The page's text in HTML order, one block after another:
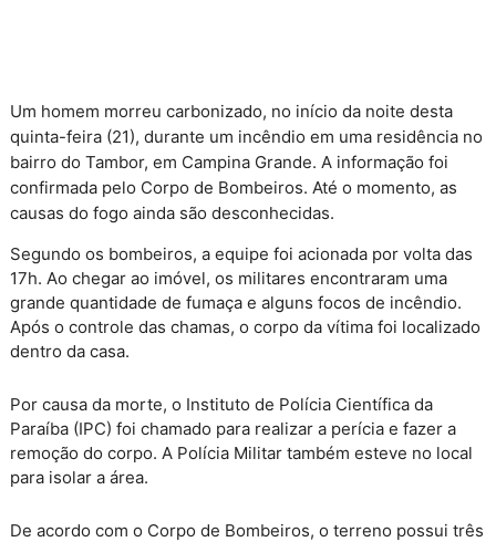
Um homem morreu carbonizado, no início da noite desta
quinta-feira (21), durante um incêndio em uma residência no
bairro do Tambor, em Campina Grande. A informação foi
confirmada pelo Corpo de Bombeiros. Até o momento, as
causas do fogo ainda são desconhecidas.
Segundo os bombeiros, a equipe foi acionada por volta das
17h. Ao chegar ao imóvel, os militares encontraram uma
grande quantidade de fumaça e alguns focos de incêndio.
Após o controle das chamas, o corpo da vítima foi localizado
dentro da casa.
Por causa da morte, o Instituto de Polícia Científica da
Paraíba (IPC) foi chamado para realizar a perícia e fazer a
remoção do corpo. A Polícia Militar também esteve no local
para isolar a área.
De acordo com o Corpo de Bombeiros, o terreno possui três